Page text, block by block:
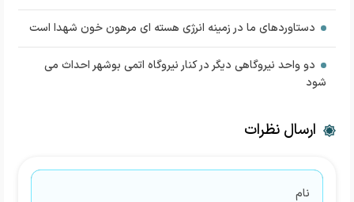
دستاوردهای ما در زمینه انرژی هسته ای مرهون خون شهدا است
دو واحد نیروگاهی دیگر در کنار نیروگاه اتمی بوشهر احداث می
شود
ارسال نظرات